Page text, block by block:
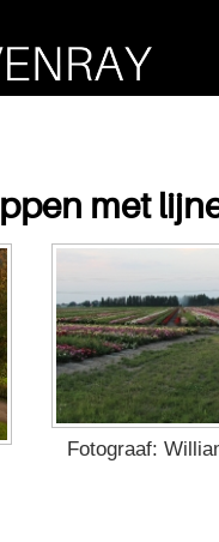
met
Fotograaf: